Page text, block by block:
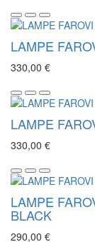
LAMPE
330,00 €
LAMPE
330,00 €
LAMPE
BLACK
290,00 €